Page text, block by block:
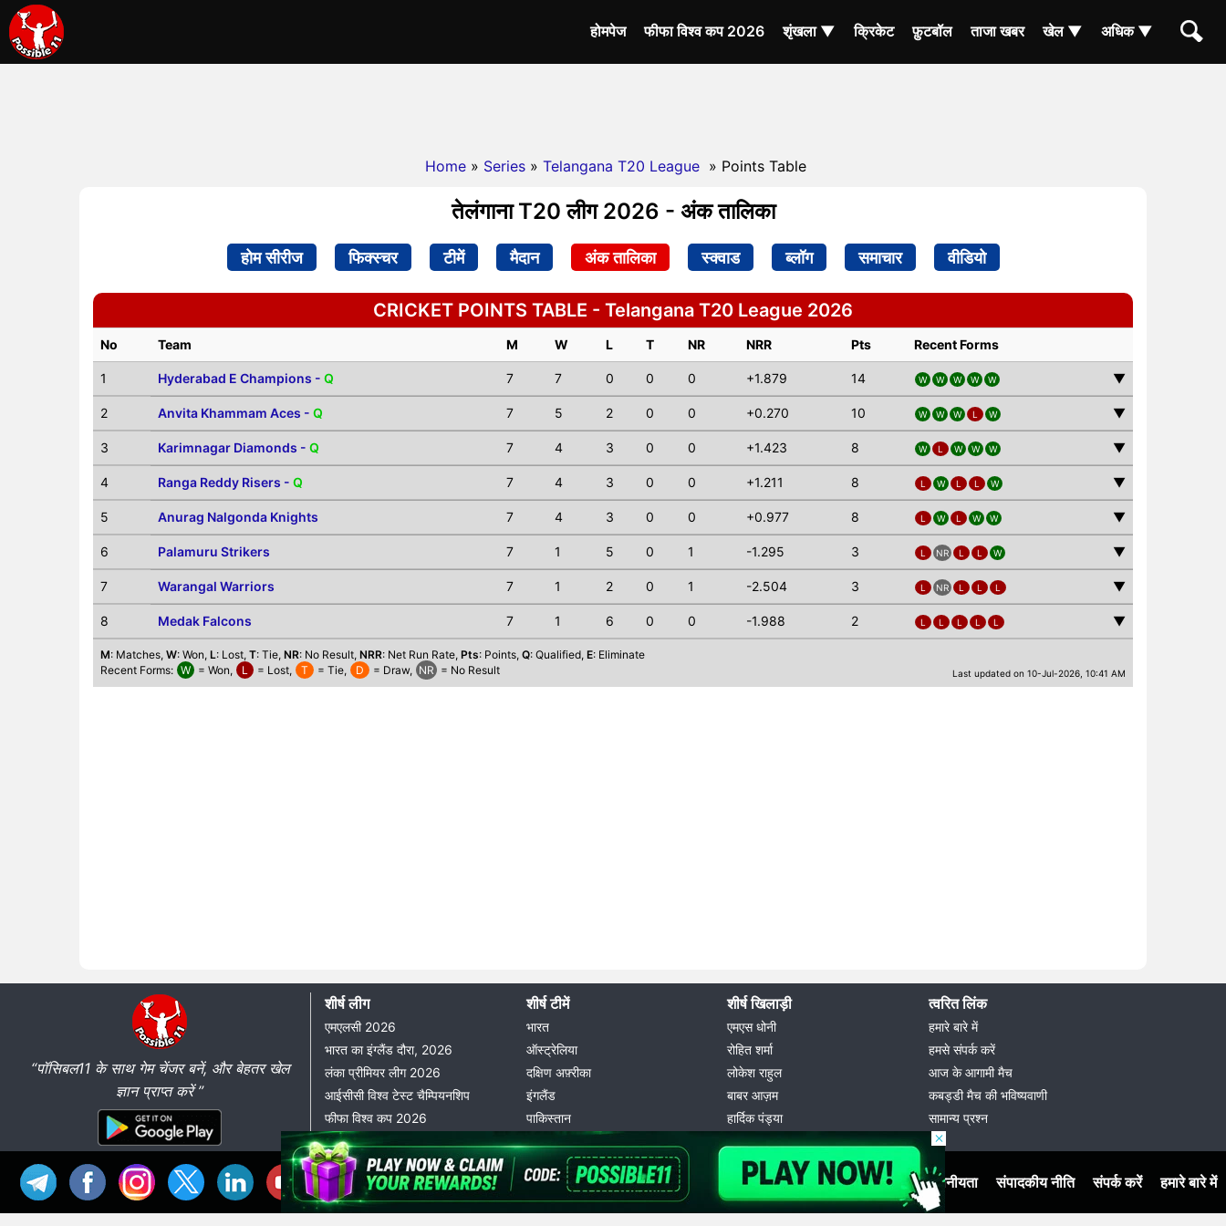
होमपेज फीफा विश्व कप 2026 शृंखला ▼ क्रिकेट फ़ुटबॉल ताजा खबर खेल ▼ अधिक ▼
Home » Series » Telangana T20 League » Points Table
तेलंगाना T20 लीग 2026 - अंक तालिका
होम सीरीज फिक्स्चर टीमें मैदान अंक तालिका स्क्वाड ब्लॉग समाचार वीडियो
CRICKET POINTS TABLE - Telangana T20 League 2026
No Team M W L T NR NRR Pts Recent Forms
1 Hyderabad E Champions - Q 7 7 0 0 0 +1.879 14 W W W W W ▼
2 Anvita Khammam Aces - Q 7 5 2 0 0 +0.270 10 W W W L W ▼
3 Karimnagar Diamonds - Q 7 4 3 0 0 +1.423 8 W L W W W ▼
4 Ranga Reddy Risers - Q 7 4 3 0 0 +1.211 8 L W L L W ▼
5 Anurag Nalgonda Knights 7 4 3 0 0 +0.977 8 L W L W W ▼
6 Palamuru Strikers 7 1 5 0 1 -1.295 3 L NR L L W ▼
7 Warangal Warriors 7 1 2 0 1 -2.504 3 L NR L L L ▼
8 Medak Falcons 7 1 6 0 0 -1.988 2 L L L L L ▼
M: Matches, W: Won, L: Lost, T: Tie, NR: No Result, NRR: Net Run Rate, Pts: Points, Q: Qualified, E: Eliminate
Recent Forms: W = Won, L = Lost, T = Tie, D = Draw, NR = No Result Last updated on 10-Jul-2026, 10:41 AM
“पॉसिबल11 के साथ गेम चेंजर बनें, और बेहतर खेल
ज्ञान प्राप्त करें ”
शीर्ष लीग
एमएलसी 2026
भारत का इंग्लैंड दौरा, 2026
लंका प्रीमियर लीग 2026
आईसीसी विश्व टेस्ट चैम्पियनशिप
फीफा विश्व कप 2026
शीर्ष टीमें
भारत
ऑस्ट्रेलिया
दक्षिण अफ़्रीका
इंगलैंड
पाकिस्तान
शीर्ष खिलाड़ी
एमएस धोनी
रोहित शर्मा
लोकेश राहुल
बाबर आज़म
हार्दिक पंड्या
त्वरित लिंक
हमारे बारे में
हमसे संपर्क करें
आज के आगामी मैच
कबड्डी मैच की भविष्यवाणी
सामान्य प्रश्न
© 2026 Possible11
All rights reserved
नियम एवं शर्तें गोपनीयता संपादकीय नीति संपर्क करें हमारे बारे में